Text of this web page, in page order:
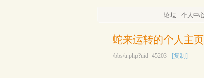
论坛 个人中
蛇来运转的个人主页
/bbs/u.php?uid=45203 [复制]